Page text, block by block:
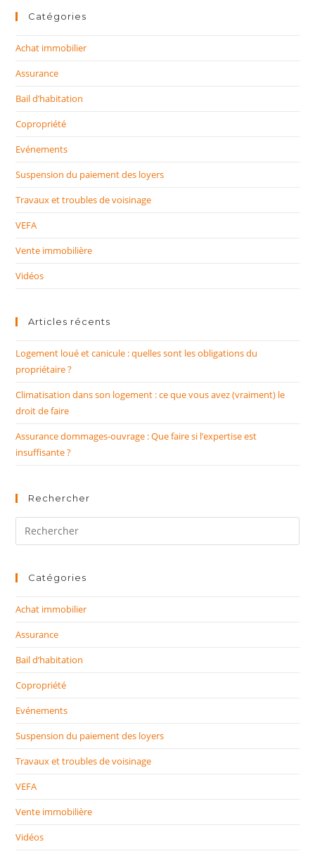
Catégories
Achat immobilier
Assurance
Bail d’habitation
Copropriété
Evénements
Suspension du paiement des loyers
Travaux et troubles de voisinage
VEFA
Vente immobilière
Vidéos
Articles récents
Logement loué et canicule : quelles sont les obligations du
propriétaire ?
Climatisation dans son logement : ce que vous avez (vraiment) le
droit de faire
Assurance dommages-ouvrage : Que faire si l’expertise est
insuffisante ?
Rechercher
Rechercher
sur
siteCatégories
Achat immobilier
Assurance
Bail d’habitation
Copropriété
Evénements
Suspension du paiement des loyers
Travaux et troubles de voisinage
VEFA
Vente immobilière
Vidéos